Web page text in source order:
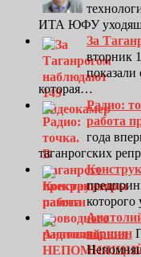
ИТА ЮФУ
За
вторник
показали
которая…
Радио:
работа
года
таганрогских
вершин